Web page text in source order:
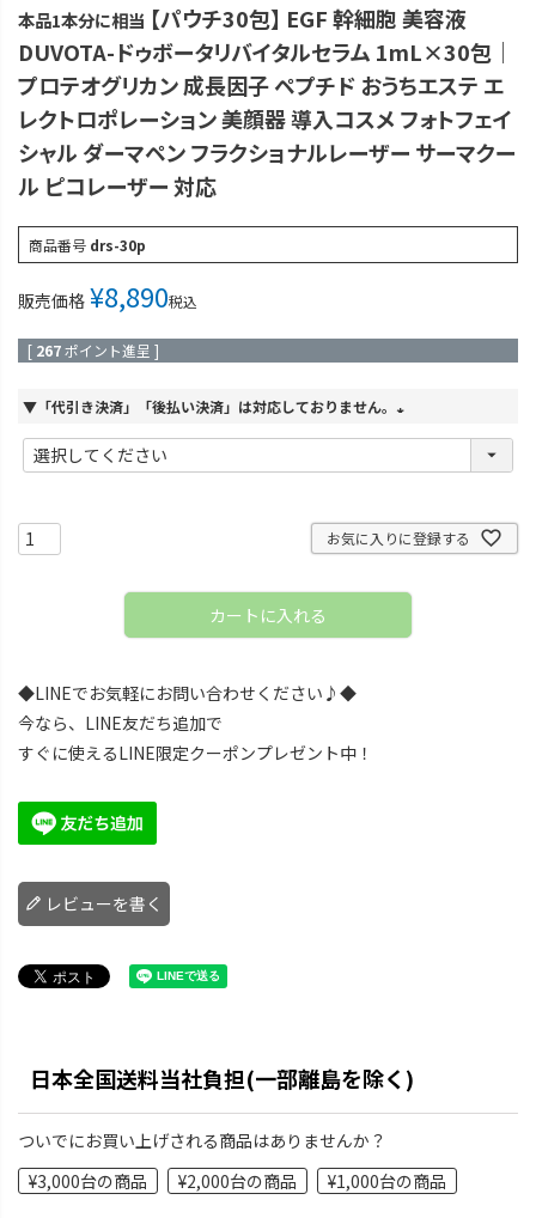
本品1本分に相当 【パウチ30包】 EGF 幹細胞 美容液
DUVOTA-ドゥボータリバイタルセラム 1mL×30包｜
プロテオグリカン 成長因子 ペプチド おうちエステ エ
レクトロポレーション 美顔器 導入コスメ フォトフェイ
シャル ダーマペン フラクショナルレーザー サーマクー
ル ピコレーザー 対応
商品番号 drs-30p
販売価格 ¥8,890税込
[ 267ポイント進呈 ]
▼「代引き決済」「後払い決済」は対応しておりません。
(
お気に入りに登録する
カートに入れる
◆LINEでお気軽にお問い合わせください♪◆
今なら、LINE友だち追加で
すぐに使えるLINE限定クーポンプレゼント中！
レビューを書く
日本全国送料当社負担(一部離島を除く)
ついでにお買い上げされる商品はありませんか？
¥3,000台の商品
¥2,000台の商品 ¥1,000台の商品